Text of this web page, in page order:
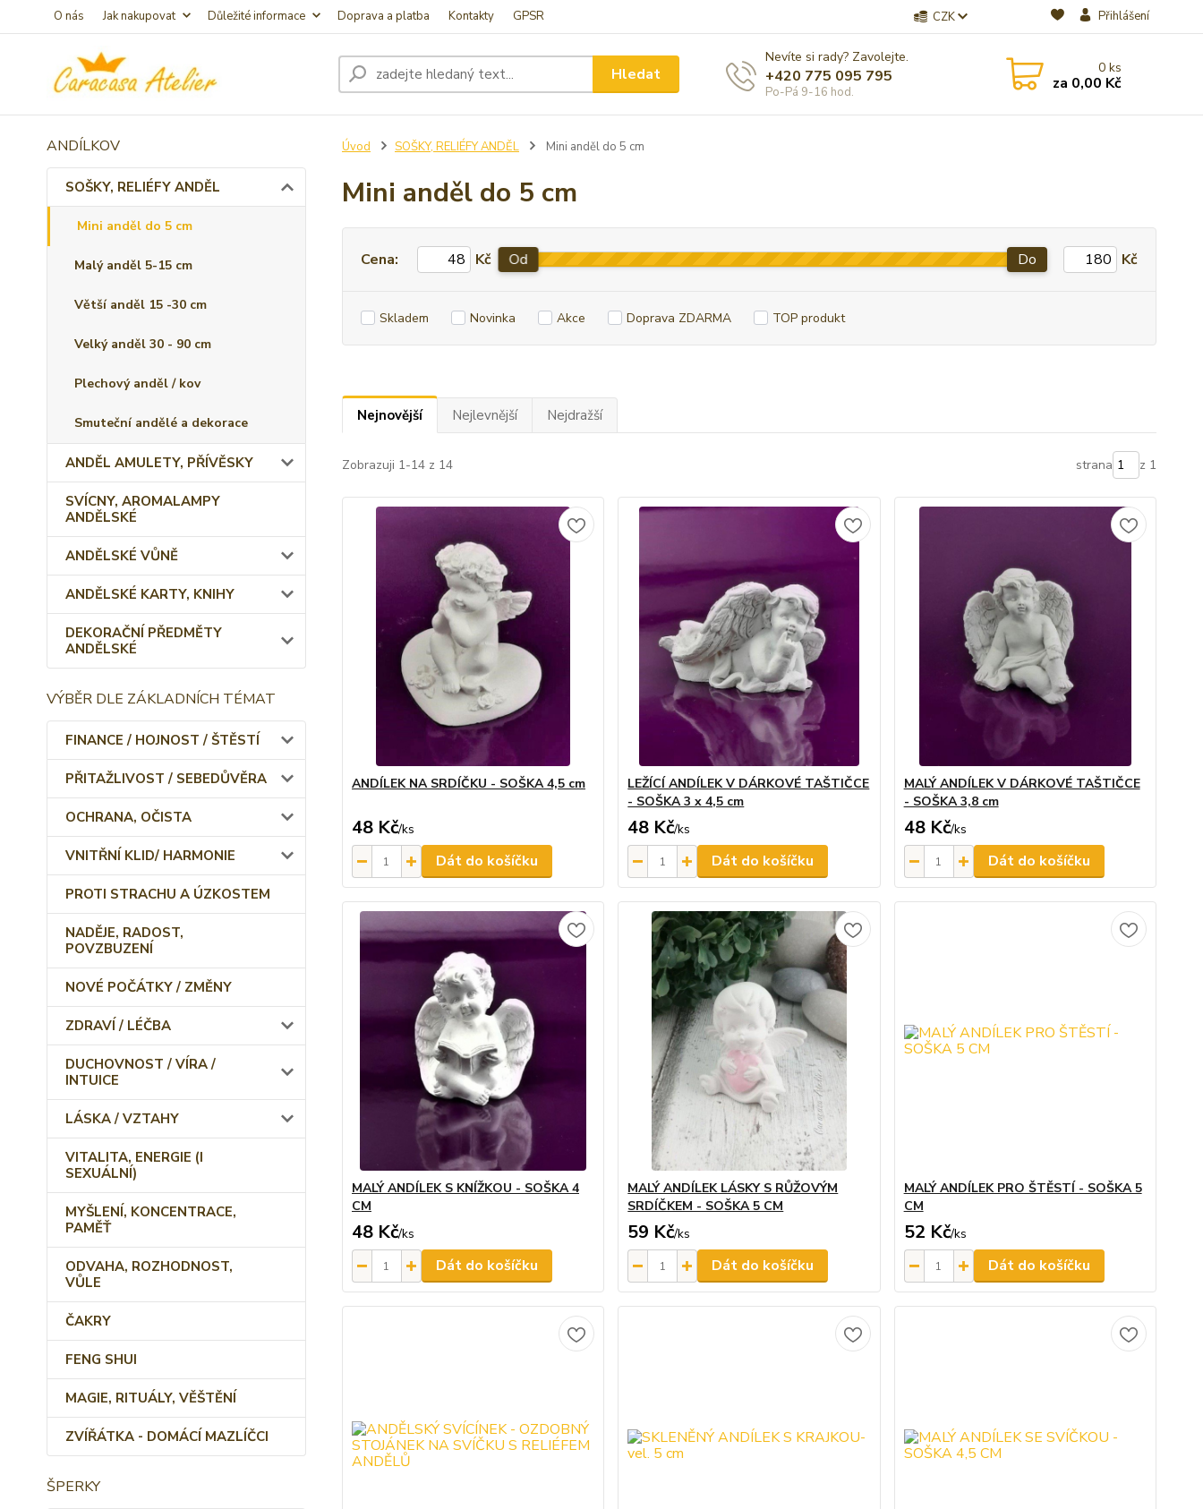
O nás Jak nakupovat Důležité informace Doprava a platba Kontakty GPSR CZK Přihlášení
Hledat
Nevíte si rady? Zavolejte.
+420 775 095 795
Po-Pá 9-16 hod.
0ks
za 0,00 Kč
ANDÍLKOV
SOŠKY, RELIÉFY ANDĚL
Mini anděl do 5 cm
Malý anděl 5-15 cm
Větší anděl 15 -30 cm
Velký anděl 30 - 90 cm
Plechový anděl / kov
Smuteční andělé a dekorace
ANDĚL AMULETY, PŘÍVĚSKY
SVÍCNY, AROMALAMPY
ANDĚLSKÉ
ANDĚLSKÉ VŮNĚ
ANDĚLSKÉ KARTY, KNIHY
DEKORAČNÍ PŘEDMĚTY
ANDĚLSKÉ
VÝBĚR DLE ZÁKLADNÍCH TÉMAT
FINANCE / HOJNOST / ŠTĚSTÍ
PŘITAŽLIVOST / SEBEDŮVĚRA
OCHRANA, OČISTA
VNITŘNÍ KLID/ HARMONIE
PROTI STRACHU A ÚZKOSTEM
NADĚJE, RADOST,
POVZBUZENÍ
NOVÉ POČÁTKY / ZMĚNY
ZDRAVÍ / LÉČBA
DUCHOVNOST / VÍRA /
INTUICE
LÁSKA / VZTAHY
VITALITA, ENERGIE (I
SEXUÁLNÍ)
MYŠLENÍ, KONCENTRACE,
PAMĚŤ
ODVAHA, ROZHODNOST,
VŮLE
ČAKRY
FENG SHUI
MAGIE, RITUÁLY, VĚŠTĚNÍ
ZVÍŘÁTKA - DOMÁCÍ MAZLÍČCI
ŠPERKY
Úvod SOŠKY, RELIÉFY ANDĚL Mini anděl do 5 cm
Mini anděl do 5 cm
Cena: Kč Od Do Kč
Skladem Novinka Akce Doprava ZDARMA TOP produkt
Nejnovější Nejlevnější Nejdražší
Zobrazuji 1-14 z 14 strana z 1
ANDÍLEK NA SRDÍČKU - SOŠKA 4,5 cm
48 Kč/ks
Dát do košíčku
LEŽÍCÍ ANDÍLEK V DÁRKOVÉ TAŠTIČCE
- SOŠKA 3 x 4,5 cm
48 Kč/ks
Dát do košíčku
MALÝ ANDÍLEK V DÁRKOVÉ TAŠTIČCE
- SOŠKA 3,8 cm
48 Kč/ks
Dát do košíčku
MALÝ ANDÍLEK S KNÍŽKOU - SOŠKA 4
CM
48 Kč/ks
Dát do košíčku
MALÝ ANDÍLEK LÁSKY S RŮŽOVÝM
SRDÍČKEM - SOŠKA 5 CM
59 Kč/ks
Dát do košíčku
MALÝ ANDÍLEK PRO ŠTĚSTÍ - SOŠKA 5
CM
52 Kč/ks
Dát do košíčku